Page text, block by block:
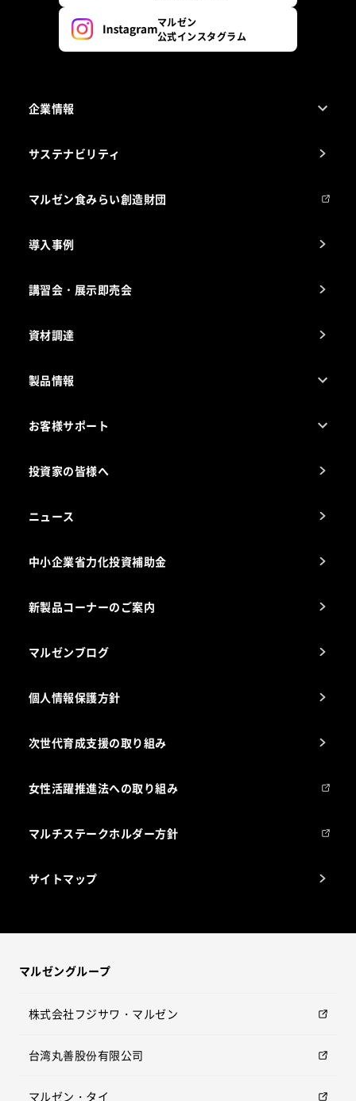
マルゼン
公式インスタグラム
企業情報
会社組織
製品の開発
事業所一覧
サステナビリティ
マルゼン食みらい創造財団
導入事例
講習会・展示即売会
資材調達
製品情報
電気・ガス別厨房機器
お客様サポート
アフターサービスお問合せ先
海外出店をご検討のお客様へ
投資家の皆様へ
ニュース
中小企業省力化投資補助金
新製品コーナーのご案内
マルゼンブログ
個人情報保護方針
次世代育成支援の取り組み
女性活躍推進法への取り組み
マルチステークホルダー方針
サイトマップ
マルゼングループ
株式会社フジサワ・マルゼン
台湾丸善股份有限公司
マルゼン・タイ